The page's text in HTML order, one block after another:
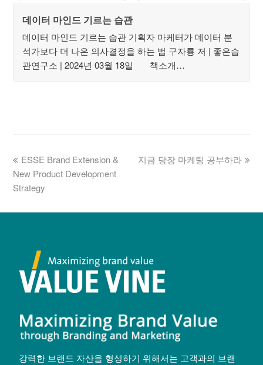
데이터 마인드 기르는 습관
데이터 마인드 기르는 습관 기획자 마케터가 데이터 분
석가보다 더 나은 의사결정을 하는 법 구자룡 저 | 좋은습
관연구소 | 2024년 03월 18일 책소개…
ESSE Brand Extension &
New Product Development
Strategy
지금 당장 마케팅 공부하라
강력한 브랜드 자산을 형성하기 위해서는 고객과의 브랜